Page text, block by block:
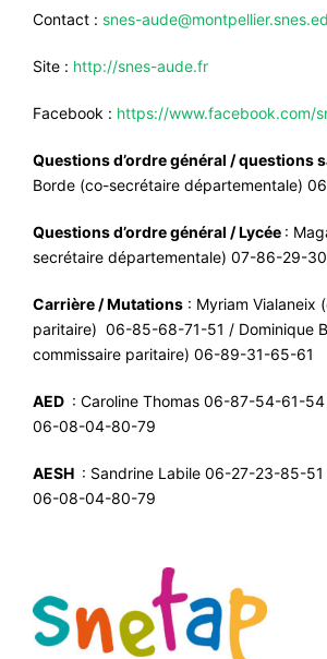
Contact : snes-
Site : http://snes-aude.fr
Facebook : https://www.facebook.com/
Questions d’ordre général / questions
Borde (co-secrétaire départementale)
Questions d’ordre général / Lycée :
secrétaire départementale) 07-86-29-
Carrière / Mutations : Myriam Vialaneix
paritaire) 06-85-68-71-51 / Dominique
commissaire paritaire) 06-89-31-65-61
AED : Caroline Thomas 06-87-54-61-
06-08-04-80-79
AESH : Sandrine Labile 06-27-23-85-
06-08-04-80-79